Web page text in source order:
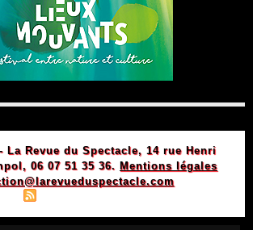
La Revue du Spectacle, 14 rue Henri
06 07 51 35 36. Mentions légales